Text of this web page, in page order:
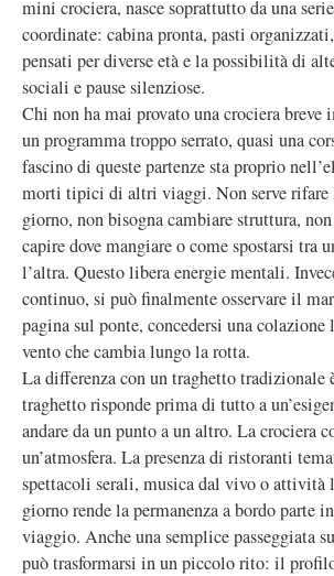
mini crociera, nasce soprattutto da una
coordinate: cabina pronta, pasti
pensati per diverse età e la possibilità di
sociali e pause silenziose.
Chi non ha mai provato una crociera
un programma troppo serrato, quasi una
fascino di queste partenze sta proprio
morti tipici di altri viaggi. Non serve
giorno, non bisogna cambiare struttura,
capire dove mangiare o come spostarsi tra
l’altra. Questo libera energie mentali.
continuo, si può finalmente osservare il
pagina sul ponte, concedersi una colazione
vento che cambia lungo la rotta.
La differenza con un traghetto tradizionale
traghetto risponde prima di tutto a
andare da un punto a un altro. La crociera
un’atmosfera. La presenza di ristoranti
spettacoli serali, musica dal vivo o attività
giorno rende la permanenza a bordo parte
viaggio. Anche una semplice passeggiata
può trasformarsi in un piccolo rito: il